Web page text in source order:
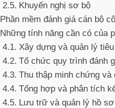
Khuyến nghị sơ bộ
Phần mềm đánh giá cán bộ
Những tính năng cần có của
Xây dựng và quản lý
Tổ chức quy trình đánh
Thu thập minh chứng và
Tổng hợp và phân tích
Lưu trữ và quản lý hồ